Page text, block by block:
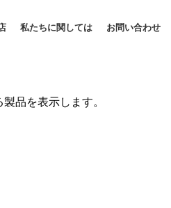
私たちに関しては お問い合わせ
品を表示します。